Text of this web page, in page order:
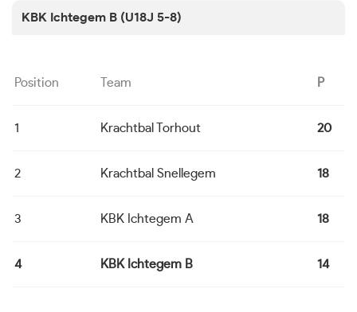
KBK Ichtegem B (U18J 5-8)
Position Team P
1 Krachtbal Torhout 20
2 Krachtbal Snellegem 18
3 KBK Ichtegem A 18
4 KBK Ichtegem B 14